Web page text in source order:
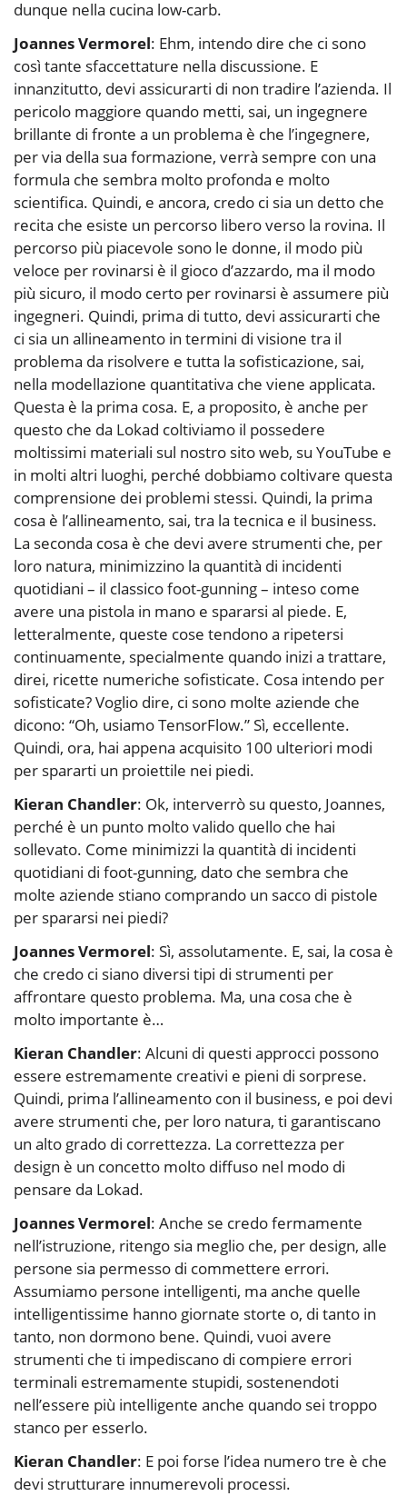
dunque nella cucina low-carb.
Joannes Vermorel: Ehm, intendo dire che ci sono
così tante sfaccettature nella discussione. E
innanzitutto, devi assicurarti di non tradire l’azienda. Il
pericolo maggiore quando metti, sai, un ingegnere
brillante di fronte a un problema è che l’ingegnere,
per via della sua formazione, verrà sempre con una
formula che sembra molto profonda e molto
scientifica. Quindi, e ancora, credo ci sia un detto che
recita che esiste un percorso libero verso la rovina. Il
percorso più piacevole sono le donne, il modo più
veloce per rovinarsi è il gioco d’azzardo, ma il modo
più sicuro, il modo certo per rovinarsi è assumere più
ingegneri. Quindi, prima di tutto, devi assicurarti che
ci sia un allineamento in termini di visione tra il
problema da risolvere e tutta la sofisticazione, sai,
nella modellazione quantitativa che viene applicata.
Questa è la prima cosa. E, a proposito, è anche per
questo che da Lokad coltiviamo il possedere
moltissimi materiali sul nostro sito web, su YouTube e
in molti altri luoghi, perché dobbiamo coltivare questa
comprensione dei problemi stessi. Quindi, la prima
cosa è l’allineamento, sai, tra la tecnica e il business.
La seconda cosa è che devi avere strumenti che, per
loro natura, minimizzino la quantità di incidenti
quotidiani – il classico foot-gunning – inteso come
avere una pistola in mano e spararsi al piede. E,
letteralmente, queste cose tendono a ripetersi
continuamente, specialmente quando inizi a trattare,
direi, ricette numeriche sofisticate. Cosa intendo per
sofisticate? Voglio dire, ci sono molte aziende che
dicono: “Oh, usiamo TensorFlow.” Sì, eccellente.
Quindi, ora, hai appena acquisito 100 ulteriori modi
per spararti un proiettile nei piedi.
Kieran Chandler: Ok, interverrò su questo, Joannes,
perché è un punto molto valido quello che hai
sollevato. Come minimizzi la quantità di incidenti
quotidiani di foot-gunning, dato che sembra che
molte aziende stiano comprando un sacco di pistole
per spararsi nei piedi?
Joannes Vermorel: Sì, assolutamente. E, sai, la cosa è
che credo ci siano diversi tipi di strumenti per
affrontare questo problema. Ma, una cosa che è
molto importante è…
Kieran Chandler: Alcuni di questi approcci possono
essere estremamente creativi e pieni di sorprese.
Quindi, prima l’allineamento con il business, e poi devi
avere strumenti che, per loro natura, ti garantiscano
un alto grado di correttezza. La correttezza per
design è un concetto molto diffuso nel modo di
pensare da Lokad.
Joannes Vermorel: Anche se credo fermamente
nell’istruzione, ritengo sia meglio che, per design, alle
persone sia permesso di commettere errori.
Assumiamo persone intelligenti, ma anche quelle
intelligentissime hanno giornate storte o, di tanto in
tanto, non dormono bene. Quindi, vuoi avere
strumenti che ti impediscano di compiere errori
terminali estremamente stupidi, sostenendoti
nell’essere più intelligente anche quando sei troppo
stanco per esserlo.
Kieran Chandler: E poi forse l’idea numero tre è che
devi strutturare innumerevoli processi.